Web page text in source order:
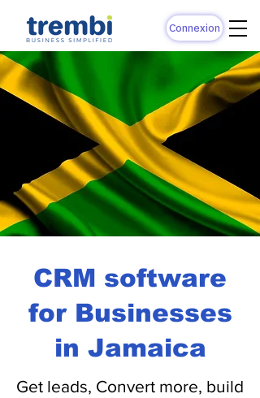
Connexion
CRM software
for Businesses
in Jamaica
Get leads, Convert more, build